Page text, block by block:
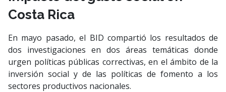
Costa Rica
En mayo pasado, el BID compartió los resultados de
dos investigaciones en dos áreas temáticas donde
urgen políticas públicas correctivas, en el ámbito de la
inversión social y de las políticas de fomento a los
sectores productivos nacionales.